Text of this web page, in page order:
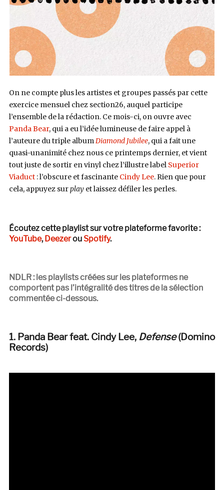
On ne compte plus les artistes et groupes passés par cette
exercice mensuel chez section26, auquel participe
l’ensemble de la rédaction. Ce mois-ci, on ouvre avec
Panda Bear, qui a eu l’idée lumineuse de faire appel à
l’auteure du triple albumDiamond Jubilee, qui a fait une
quasi-unanimité chez nous ce printemps dernier, et vient
tout juste de sortir en vinyl chez l’illustre label Superior
Viaduct: l’obscure et fascinante Cindy Lee. Rien que pour
cela, appuyez surplayet laissez défiler les perles.
Écoutez cette playlist sur votre plateforme favorite :
YouTube,DeezerouSpotify.
NDLR : les playlists créées sur les plateformes ne
comportent pas l’intégralité des titres de la sélection
commentée ci-dessous.
1. Panda Bear feat. Cindy Lee,Defense(Domino
Records)